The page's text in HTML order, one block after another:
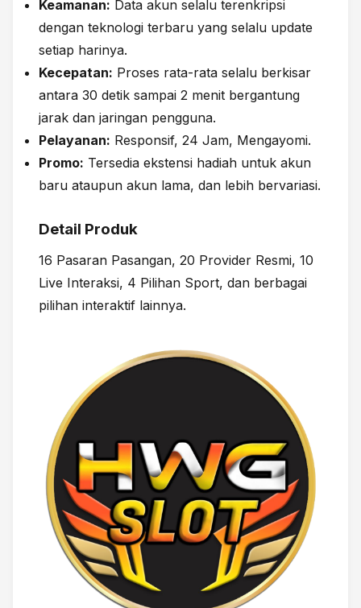
Keamanan: Data akun selalu terenkripsi
dengan teknologi terbaru yang selalu update
setiap harinya.
Kecepatan: Proses rata-rata selalu berkisar
antara 30 detik sampai 2 menit bergantung
jarak dan jaringan pengguna.
Pelayanan: Responsif, 24 Jam, Mengayomi.
Promo: Tersedia ekstensi hadiah untuk akun
baru ataupun akun lama, dan lebih bervariasi.
Detail Produk
16 Pasaran Pasangan, 20 Provider Resmi, 10
Live Interaksi, 4 Pilihan Sport, dan berbagai
pilihan interaktif lainnya.